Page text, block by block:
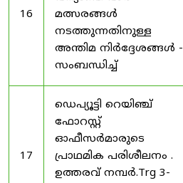
16
മത്സരങ്ങൾ
നടത്തുന്നതിനുള്ള
അന്തിമ നിർദ്ദേശങ്ങൾ -
സംബന്ധിച്ച്
17
ഡെപ്യൂട്ടി റെയിഞ്ച്
ഫോറസ്റ്റ്
ഓഫീസർമാരുടെ
പ്രാഥമിക പരിശീലനം .
ഉത്തരവ് നമ്പർ.Trg 3-